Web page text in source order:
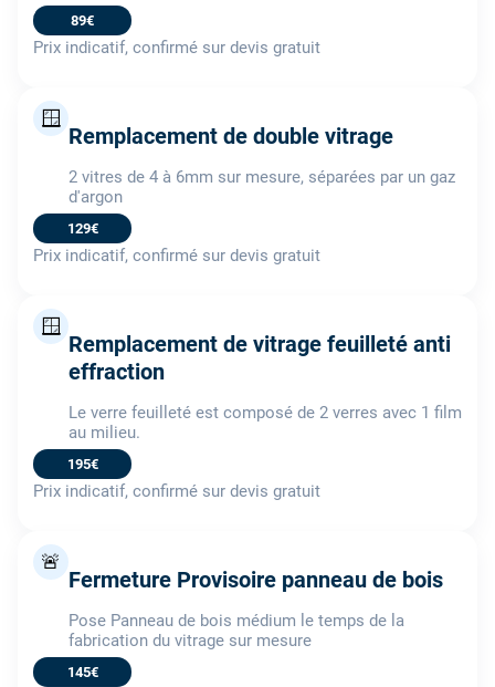
89€
Prix indicatif, confirmé sur devis gratuit
🪟
Remplacement de double vitrage
2 vitres de 4 à 6mm sur mesure, séparées par un gaz
d'argon
129€
Prix indicatif, confirmé sur devis gratuit
🪟
Remplacement de vitrage feuilleté anti
effraction
Le verre feuilleté est composé de 2 verres avec 1 film
au milieu.
195€
Prix indicatif, confirmé sur devis gratuit
🚨
Fermeture Provisoire panneau de bois
Pose Panneau de bois médium le temps de la
fabrication du vitrage sur mesure
145€